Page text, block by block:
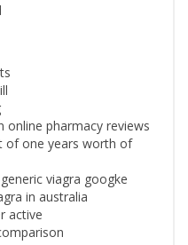
online pharmacy reviews
of one years worth of
viagra googke
in australia
active